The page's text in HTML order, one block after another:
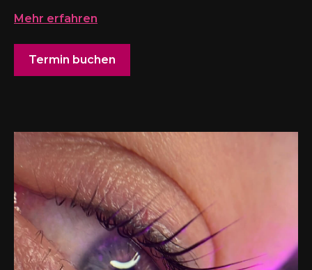
Mehr erfahren
Termin buchen